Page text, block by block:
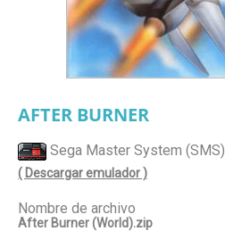
AFTER BURNER
Sega Master System (SMS)
( Descargar emulador )
Nombre de archivo
After Burner (World).zip